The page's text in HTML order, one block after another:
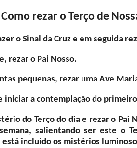
Como rezar o Terço de
o Sinal da Cruz e em seguida
rezar o Pai Nosso.
pequenas, rezar uma Ave
iniciar a contemplação do
do Terço do dia e rezar o Pai
salientando ser este o
está incluído os mistérios